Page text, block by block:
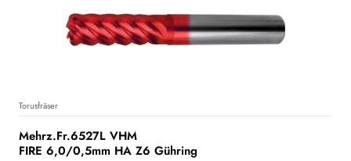
Torusfräser
Mehrz.Fr.6527L VHM
FIRE 6,0/0,5mm HA Z6 Gühring